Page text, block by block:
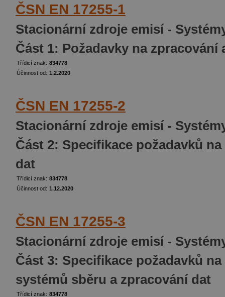
ČSN EN 17255-1
Stacionární zdroje emisí -
Část 1: Požadavky na
Třídicí znak: 834778
Účinnost od: 1.2.2020
ČSN EN 17255-2
Stacionární zdroje emisí -
Část 2: Specifikace požadavků
dat
Třídicí znak: 834778
Účinnost od: 1.12.2020
ČSN EN 17255-3
Stacionární zdroje emisí -
Část 3: Specifikace požadavků
systémů sběru a zpracování dat
Třídicí znak: 834778